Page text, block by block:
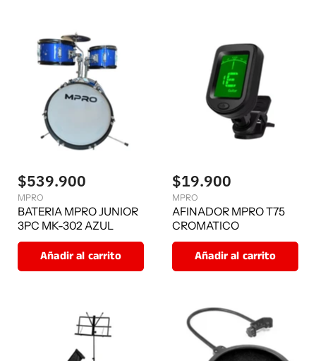
$539.900
MPRO
BATERIA MPRO JUNIOR
3PC MK-302 AZUL
Añadir al carrito
$19.900
MPRO
AFINADOR MPRO T75
CROMATICO
Añadir al carrito